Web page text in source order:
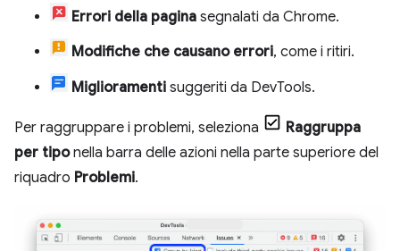
Errori della pagina segnalati da Chrome.
Modifiche che causano errori, come i ritiri.
Miglioramenti suggeriti da DevTools.
Per raggruppare i problemi, seleziona
Raggruppa
per tiponella barra delle azioni nella parte superiore del
riquadro Problemi.